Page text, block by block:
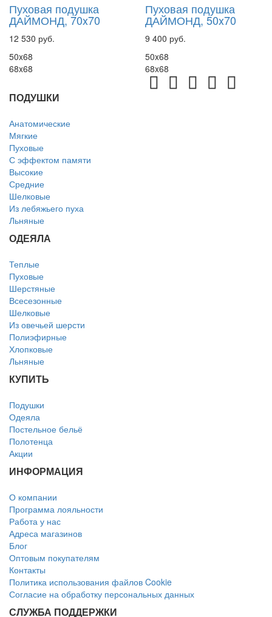
Пуховая подушка
ДАЙМОНД, 70x70
12 530 руб.
50x68
68x68
Пуховая подушка
ДАЙМОНД, 50x70
9 400 руб.
50x68
68x68
ПОДУШКИ
Анатомические
Мягкие
Пуховые
С эффектом памяти
Высокие
Средние
Шелковые
Из лебяжьего пуха
Льняные
ОДЕЯЛА
Теплые
Пуховые
Шерстяные
Всесезонные
Шелковые
Из овечьей шерсти
Полиэфирные
Хлопковые
Льняные
КУПИТЬ
Подушки
Одеяла
Постельное бельё
Полотенца
Акции
ИНФОРМАЦИЯ
О компании
Программа лояльности
Работа у нас
Адреса магазинов
Блог
Оптовым покупателям
Контакты
Политика использования файлов Cookie
Согласие на обработку персональных данных
СЛУЖБА ПОДДЕРЖКИ